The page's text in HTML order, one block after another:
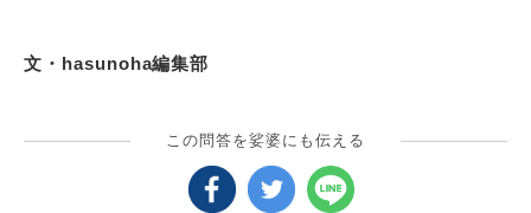
文・hasunoha編集部
この問答を娑婆にも伝える